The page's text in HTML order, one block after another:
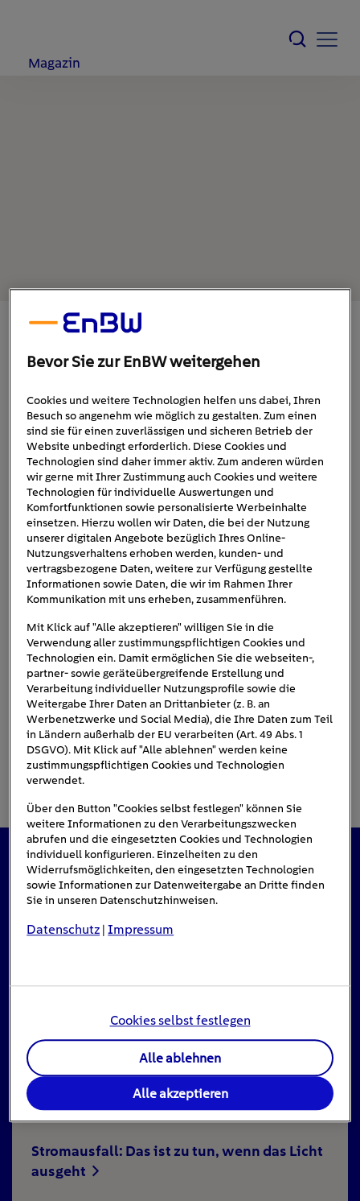
Magazin
16. Juli 2020 min
Formel E Infografik Facts
Das könnte Sie auch interessieren
Stromausfall: Das ist zu tun, wenn das Licht
ausgeht
Bevor Sie zur EnBW weitergehen
Cookies und weitere Technologien helfen uns dabei, Ihren
Besuch so angenehm wie möglich zu gestalten. Zum einen
sind sie für einen zuverlässigen und sicheren Betrieb der
Website unbedingt erforderlich. Diese Cookies und
Technologien sind daher immer aktiv. Zum anderen würden
wir gerne mit Ihrer Zustimmung auch Cookies und weitere
Technologien für individuelle Auswertungen und
Komfortfunktionen sowie personalisierte Werbeinhalte
einsetzen. Hierzu wollen wir Daten, die bei der Nutzung
unserer digitalen Angebote bezüglich Ihres Online-
Nutzungsverhaltens erhoben werden, kunden- und
vertragsbezogene Daten, weitere zur Verfügung gestellte
Informationen sowie Daten, die wir im Rahmen Ihrer
Kommunikation mit uns erheben, zusammenführen.
Mit Klick auf "Alle akzeptieren" willigen Sie in die
Verwendung aller zustimmungspflichtigen Cookies und
Technologien ein. Damit ermöglichen Sie die webseiten-,
partner- sowie geräteübergreifende Erstellung und
Verarbeitung individueller Nutzungsprofile sowie die
Weitergabe Ihrer Daten an Drittanbieter (z. B. an
Werbenetzwerke und Social Media), die Ihre Daten zum Teil
in Ländern außerhalb der EU verarbeiten (Art. 49 Abs. 1
DSGVO). Mit Klick auf "Alle ablehnen" werden keine
zustimmungspflichtigen Cookies und Technologien
verwendet.
Über den Button "Cookies selbst festlegen" können Sie
weitere Informationen zu den Verarbeitungszwecken
abrufen und die eingesetzten Cookies und Technologien
individuell konfigurieren. Einzelheiten zu den
Widerrufsmöglichkeiten, den eingesetzten Technologien
sowie Informationen zur Datenweitergabe an Dritte finden
Sie in unseren Datenschutzhinweisen.
Datenschutz |Impressum
Cookies selbst festlegen
Alle ablehnen
Alle akzeptieren